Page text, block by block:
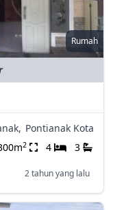
Rumah
Pontianak Kota
2 4 3
2 tahun yang lalu